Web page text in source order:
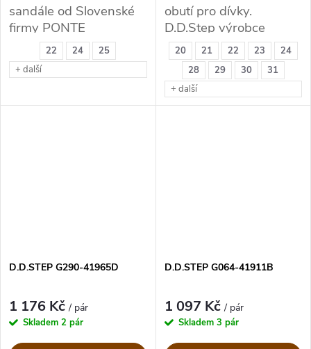
22 24
25
+ další
sandále od Slovenské
firmy PONTE
20 21 22 23
24
28
29 30
31
+ další
obutí pro dívky.
D.D.Step výrobce
kvalitní zdravotní obuvi.
D.D.STEP G290-41965D
1 176 Kč/ pár
Skladem 2 pár
D.D.STEP G064-41911B
1 097 Kč/ pár
Skladem 3 pár